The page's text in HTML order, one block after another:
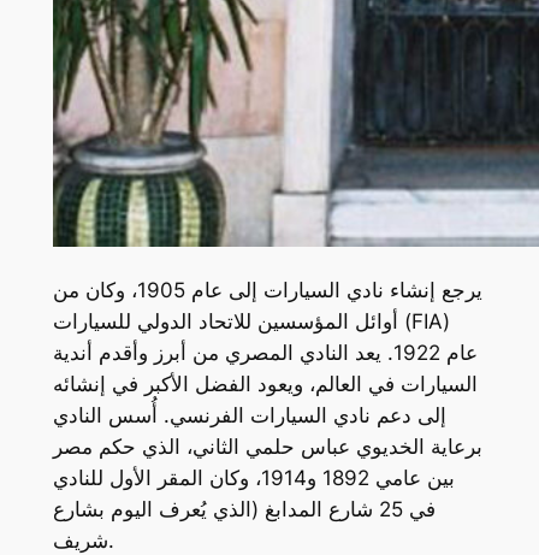
يرجع إنشاء نادي السيارات إلى عام 1905، وكان من
أوائل المؤسسين للاتحاد الدولي للسيارات (FIA)
عام 1922. يعد النادي المصري من أبرز وأقدم أندية
السيارات في العالم، ويعود الفضل الأكبر في إنشائه
إلى دعم نادي السيارات الفرنسي. أُسس النادي
برعاية الخديوي عباس حلمي الثاني، الذي حكم مصر
بين عامي 1892 و1914، وكان المقر الأول للنادي
في 25 شارع المدابغ (الذي يُعرف اليوم بشارع
شريف.